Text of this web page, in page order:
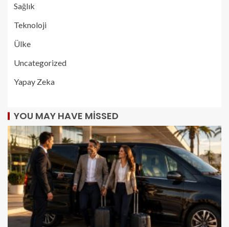
Sağlık
Teknoloji
Ülke
Uncategorized
Yapay Zeka
YOU MAY HAVE MISSED